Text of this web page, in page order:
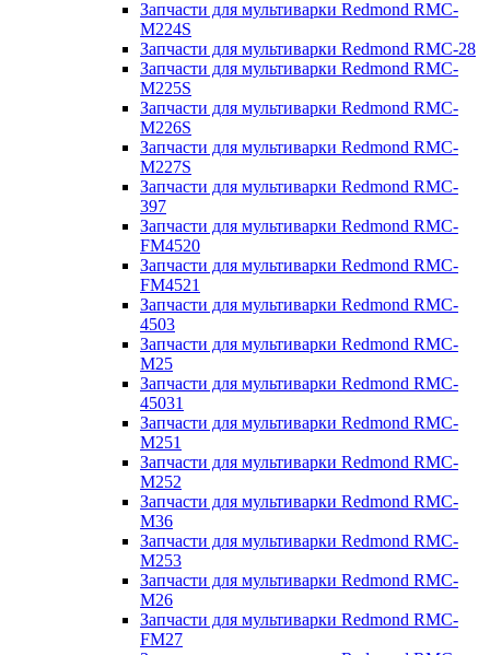
Запчасти для мультиварки Redmond RMC-
M224S
Запчасти для мультиварки Redmond RMC-28
Запчасти для мультиварки Redmond RMC-
M225S
Запчасти для мультиварки Redmond RMC-
M226S
Запчасти для мультиварки Redmond RMC-
M227S
Запчасти для мультиварки Redmond RMC-
397
Запчасти для мультиварки Redmond RMC-
FM4520
Запчасти для мультиварки Redmond RMC-
FM4521
Запчасти для мультиварки Redmond RMC-
4503
Запчасти для мультиварки Redmond RMC-
M25
Запчасти для мультиварки Redmond RMC-
45031
Запчасти для мультиварки Redmond RMC-
M251
Запчасти для мультиварки Redmond RMC-
M252
Запчасти для мультиварки Redmond RMC-
M36
Запчасти для мультиварки Redmond RMC-
M253
Запчасти для мультиварки Redmond RMC-
M26
Запчасти для мультиварки Redmond RMC-
FM27